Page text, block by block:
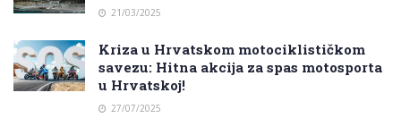
21/03/2025
Kriza u Hrvatskom motociklističkom
savezu: Hitna akcija za spas motosporta
u Hrvatskoj!
27/07/2025